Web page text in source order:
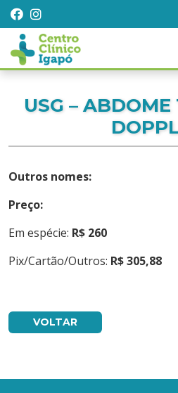
USG –
Outros nomes:
Preço:
Em espécie: R$ 260
Pix/Cartão/Outros: R$ 305,88
VOLTAR